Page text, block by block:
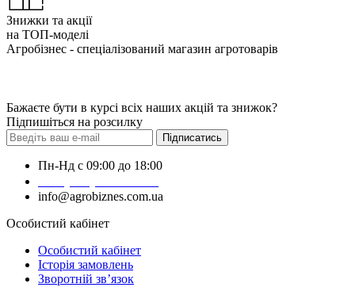
Знижки та акції
на ТОП-моделі
Агробізнес - спеціалізований магазин агротоварів
Бажаєте бути в курсі всіх наших акцій та знижок?
Підпишіться на розсилку
Підписатись
Пн-Нд с 09:00 до 18:00
info@agrobiznes.com.ua
Особистий кабінет
Особистий кабінет
Історія замовлень
Зворотній зв’язок